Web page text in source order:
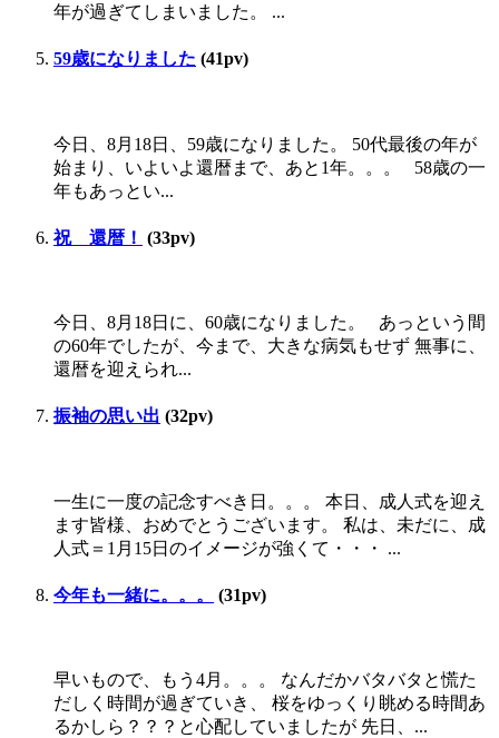
年が過ぎてしまいました。 ...
59歳になりました (41pv)
今日、8月18日、59歳になりました。 50代最後の年が
始まり、いよいよ還暦まで、あと1年。。。 58歳の一
年もあっとい...
祝 還暦！ (33pv)
今日、8月18日に、60歳になりました。 あっという間
の60年でしたが、今まで、大きな病気もせず 無事に、
還暦を迎えられ...
振袖の思い出 (32pv)
一生に一度の記念すべき日。。。 本日、成人式を迎え
ます皆様、おめでとうございます。 私は、未だに、成
人式＝1月15日のイメージが強くて・・・ ...
今年も一緒に。。。 (31pv)
早いもので、もう4月。。。 なんだかバタバタと慌た
だしく時間が過ぎていき、 桜をゆっくり眺める時間あ
るかしら？？？と心配していましたが 先日、...